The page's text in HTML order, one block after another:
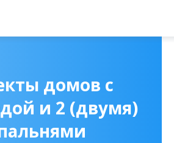
домов с
и 2 (двумя)